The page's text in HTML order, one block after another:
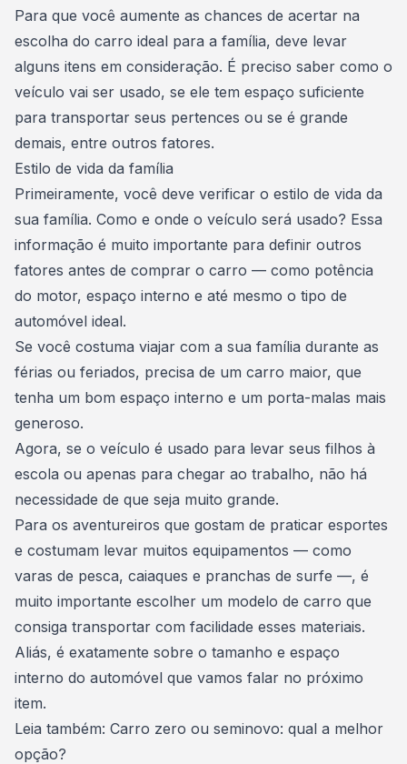
Para que você aumente as chances de acertar na
escolha do carro ideal para a família, deve levar
alguns itens em consideração. É preciso saber como o
veículo vai ser usado, se ele tem espaço suficiente
para transportar seus pertences ou se é grande
demais, entre outros fatores.
Estilo de vida da família
Primeiramente, você deve verificar o estilo de vida da
sua família. Como e onde o veículo será usado? Essa
informação é muito importante para definir outros
fatores antes de comprar o carro — como potência
do motor, espaço interno e até mesmo o tipo de
automóvel ideal.
Se você costuma viajar com a sua família durante as
férias ou feriados, precisa de um carro maior, que
tenha um bom espaço interno e um porta-malas mais
generoso.
Agora, se o veículo é usado para levar seus filhos à
escola ou apenas para chegar ao trabalho, não há
necessidade de que seja muito grande.
Para os aventureiros que gostam de praticar esportes
e costumam levar muitos equipamentos — como
varas de pesca, caiaques e pranchas de surfe —, é
muito importante escolher um modelo de carro que
consiga transportar com facilidade esses materiais.
Aliás, é exatamente sobre o tamanho e espaço
interno do automóvel que vamos falar no próximo
item.
Leia também: Carro zero ou seminovo: qual a melhor
opção?